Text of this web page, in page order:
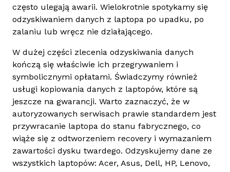
często ulegają awarii. Wielokrotnie spotykamy się
odzyskiwaniem danych z laptopa po upadku, po
zalaniu lub wręcz nie działającego.
W dużej części zlecenia odzyskiwania danych
kończą się właściwie ich przegrywaniem i
symbolicznymi opłatami. Świadczymy również
usługi kopiowania danych z laptopów, które są
jeszcze na gwarancji. Warto zaznaczyć, że w
autoryzowanych serwisach prawie standardem jest
przywracanie laptopa do stanu fabrycznego, co
wiąże się z odtworzeniem recovery i wymazaniem
zawartości dysku twardego. Odzyskujemy dane ze
wszystkich laptopów: Acer, Asus, Dell, HP, Lenovo,